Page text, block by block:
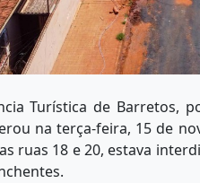
Turística de Barretos,
na terça-feira, 15 de
ruas 18 e 20, estava